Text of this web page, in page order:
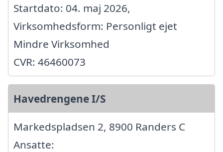
Startdato: 04. maj 2026,
Virksomhedsform: Personligt ejet
Mindre Virksomhed
CVR: 46460073
Havedrengene I/S
Markedspladsen 2, 8900 Randers C
Ansatte: